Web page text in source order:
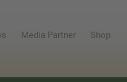
Media Partner Shop